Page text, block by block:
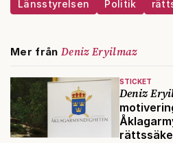
Länsstyrelsen
Politik
Mer från Deniz Eryilmaz
STICKET
Deniz